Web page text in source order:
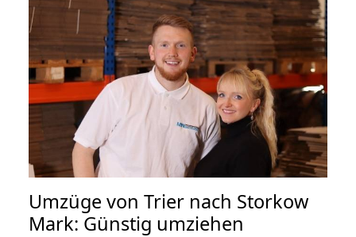
Umzüge von Trier nach Storkow
Mark: Günstig umziehen